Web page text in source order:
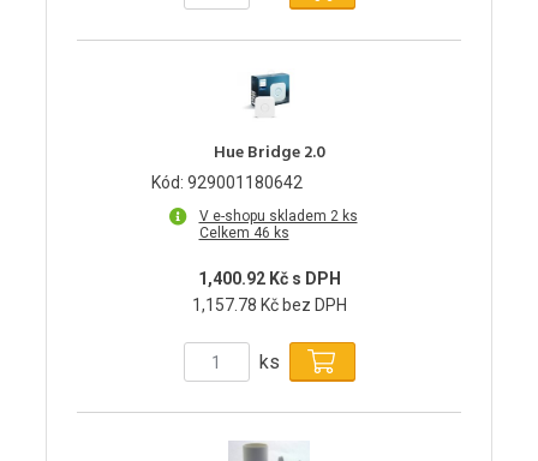
Hue Bridge 2.0
Kód: 929001180642
V e-shopu skladem 2 ks
Celkem 46 ks
1,400.92 Kč s DPH
1,157.78 Kč bez DPH
ks